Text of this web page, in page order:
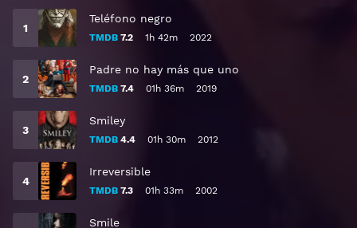
Teléfono negro
TMDB 7.2 1h 42m 2022
Padre no hay más que uno
TMDB 7.4 01h 36m 2019
Smiley
TMDB 4.4 01h 30m 2012
Irreversible
TMDB 7.3 01h 33m 2002
Smile